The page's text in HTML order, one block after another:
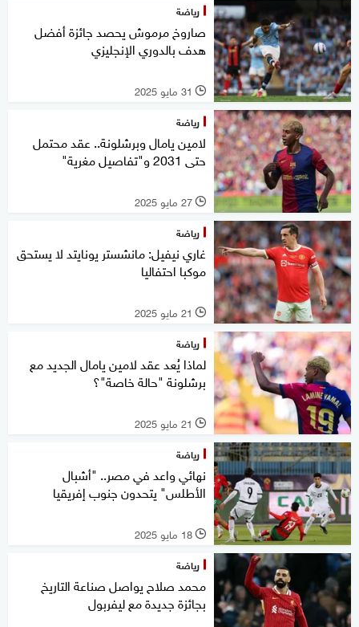
رياضة
صاروخ مرموش يحصد جائزة أفضل
هدف بالدوري الإنجليزي
l 31 مايو 2025
رياضة
لامين يامال وبرشلونة.. عقد محتمل
حتى 2031 و"تفاصيل مغرية"
l 27 مايو 2025
رياضة
غاري نيفيل: مانشستر يونايتد لا يستحق
موكبا احتفاليا
l 21 مايو 2025
رياضة
لماذا يُعد عقد لامين يامال الجديد مع
برشلونة "حالة خاصة"؟
l 21 مايو 2025
رياضة
نهائي واعد في مصر.. "أشبال
الأطلس" يتحدون جنوب إفريقيا
l 18 مايو 2025
رياضة
محمد صلاح يواصل صناعة التاريخ
بجائزة جديدة مع ليفربول